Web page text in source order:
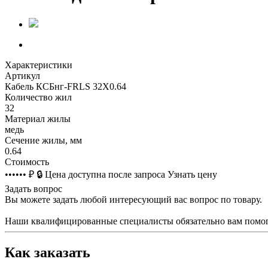
Характеристики
Артикул
Кабель КСБнг-FRLS 32Х0.64
Количество жил
32
Материал жилы
медь
Сечение жилы, мм
0.64
Стоимость
•••••• ₽ 🔒 Цена доступна после запроса Узнать цену
Задать вопрос
Вы можете задать любой интересующий вас вопрос по товару.
Наши квалифицированные специалисты обязательно вам
Как заказать